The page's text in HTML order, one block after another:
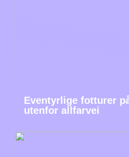
Eventyrlige fotturer
utenfor allfarvei